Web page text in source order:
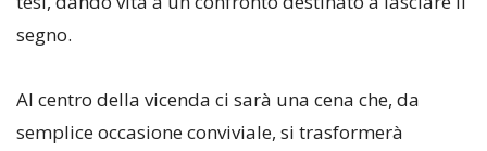
segno.
Al centro della vicenda ci sarà una cena che, da
semplice occasione conviviale, si trasformerà